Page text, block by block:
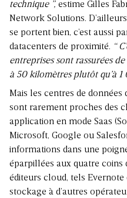
technique ”, estime Gilles
Network Solutions.
se portent bien, c’est aussi
datacenters de proximité. “
entreprises sont rassurées
à 50 kilomètres plutôt qu’à 1
Mais les centres de
sont rarement proches des
application en mode Saas
Microsoft, Google ou
informations dans une
éparpillées aux quatre coins
éditeurs cloud, tels
stockage à d’autres